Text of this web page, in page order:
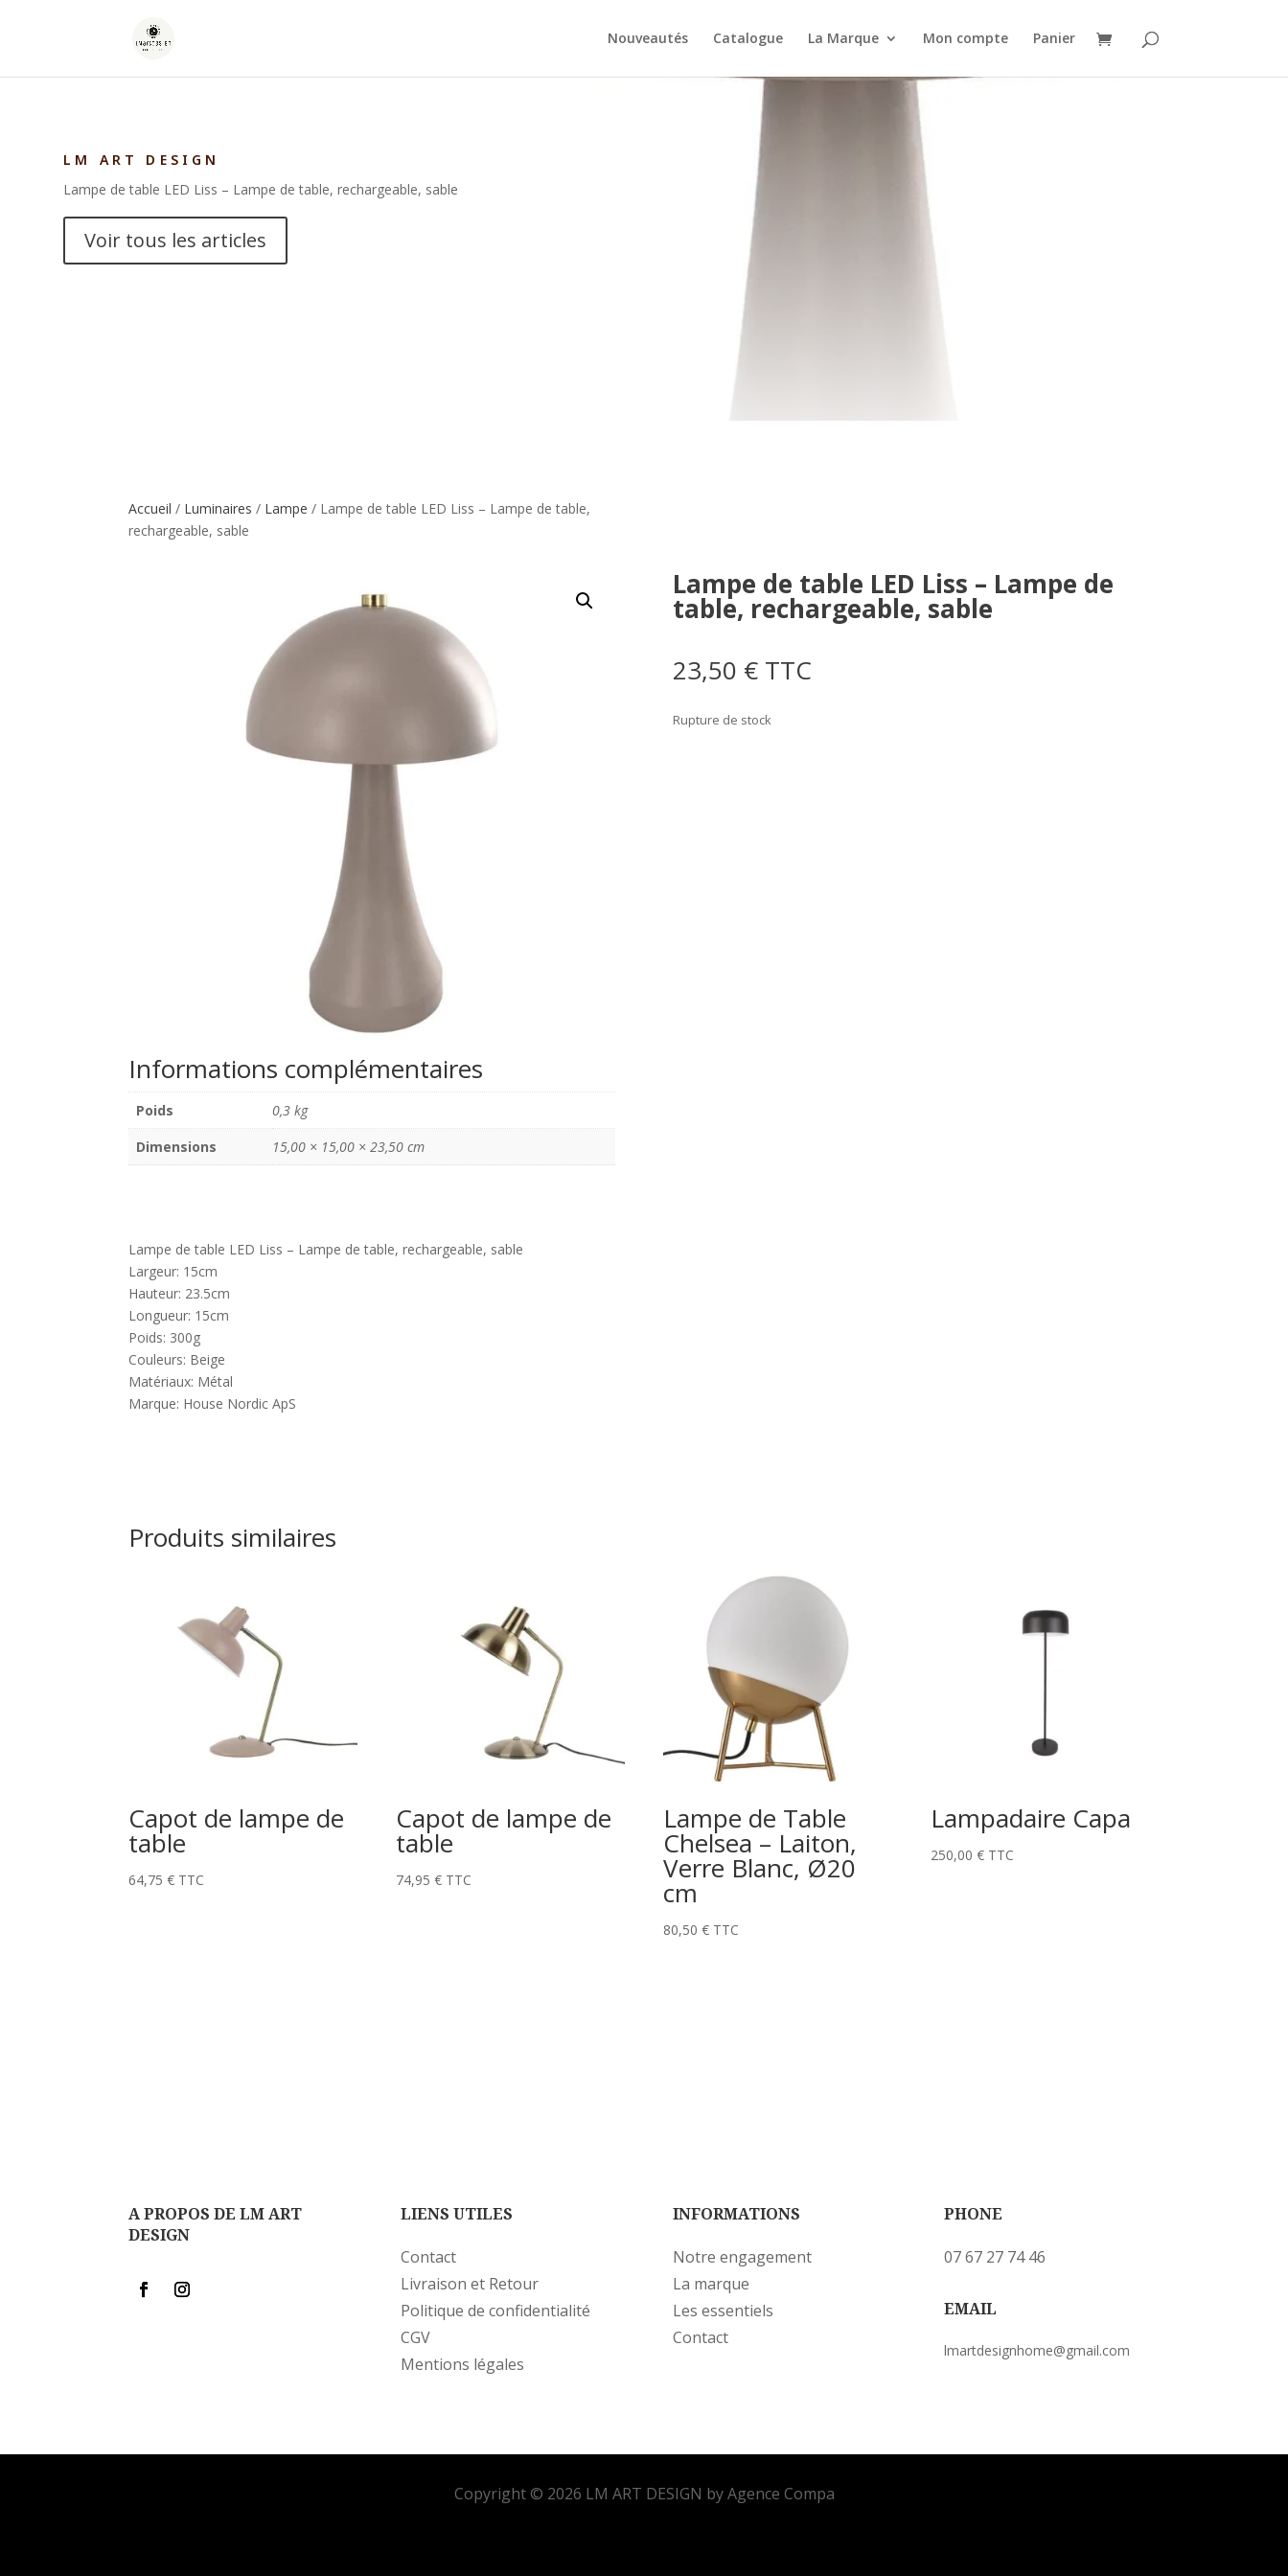
Nouveautés Catalogue La Marque Mon compte Panier
LM ART DESIGN
Lampe de table LED Liss – Lampe de table, rechargeable, sable
Voir tous les articles
Accueil / Luminaires / Lampe / Lampe de table LED Liss – Lampe de table,
rechargeable, sable
Informations complémentaires
Poids
0,3 kg
Dimensions
15,00 × 15,00 × 23,50 cm
Lampe de table LED Liss – Lampe de
table, rechargeable, sable
23,50 € TTC
Rupture de stock
Lampe de table LED Liss – Lampe de table, rechargeable, sable
Largeur: 15cm
Hauteur: 23.5cm
Longueur: 15cm
Poids: 300g
Couleurs: Beige
Matériaux: Métal
Marque: House Nordic ApS
Produits similaires
Capot de lampe de
table
64,75€ TTC
Capot de lampe de
table
74,95€ TTC
Lampe de Table
Chelsea – Laiton,
Verre Blanc, Ø20
cm
80,50€ TTC
Lampadaire Capa
250,00€ TTC
A PROPOS DE LM ART
DESIGN
LIENS UTILES
Contact
Livraison et Retour
Politique de confidentialité
CGV
Mentions légales
INFORMATIONS
Notre engagement
La marque
Les essentiels
Contact
PHONE
07 67 27 74 46
EMAIL
lmartdesignhome@gmail.com
Copyright © 2026 LM ART DESIGN by Agence Compa